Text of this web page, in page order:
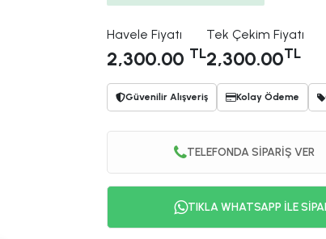
Havele Fiyatı
2,300.00 TL
Tek Çekim Fiyatı
2,300.00TL
Güvenilir Alışveriş Kolay Ödeme
TELEFONDA SİPARİŞ VER
TIKLA WHATSAPP İLE